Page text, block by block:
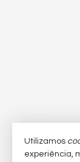
Utilizamos
experiência,